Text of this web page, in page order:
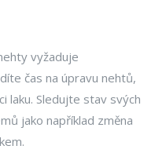
vyžaduje
čas na úpravu nehtů,
laku. Sledujte stav svých
jako například změna